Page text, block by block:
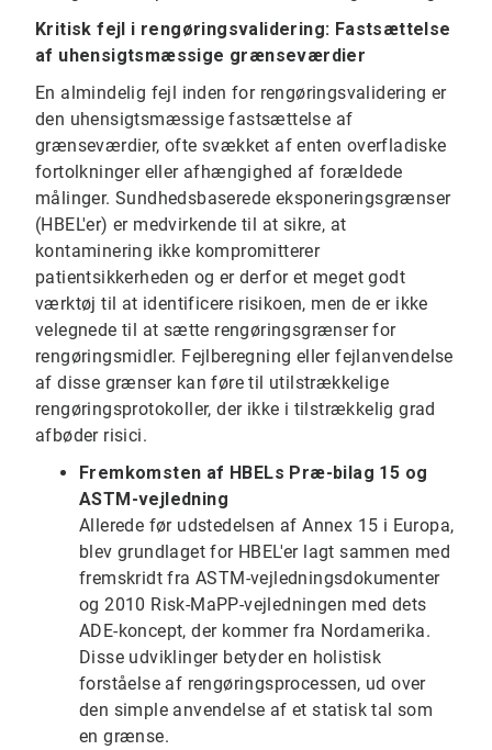
Kritisk fejl i rengøringsvalidering: Fastsættelse
af uhensigtsmæssige grænseværdier
En almindelig fejl inden for rengøringsvalidering er
den uhensigtsmæssige fastsættelse af
grænseværdier, ofte svækket af enten overfladiske
fortolkninger eller afhængighed af forældede
målinger. Sundhedsbaserede eksponeringsgrænser
(HBEL'er) er medvirkende til at sikre, at
kontaminering ikke kompromitterer
patientsikkerheden og er derfor et meget godt
værktøj til at identificere risikoen, men de er ikke
velegnede til at sætte rengøringsgrænser for
rengøringsmidler. Fejlberegning eller fejlanvendelse
af disse grænser kan føre til utilstrækkelige
rengøringsprotokoller, der ikke i tilstrækkelig grad
afbøder risici.
Fremkomsten af ​​HBELs Præ-bilag 15 og
ASTM-vejledning
Allerede før udstedelsen af ​​Annex 15 i Europa,
blev grundlaget for HBEL'er lagt sammen med
fremskridt fra ASTM-vejledningsdokumenter
og 2010 Risk-MaPP-vejledningen med dets
ADE-koncept, der kommer fra Nordamerika.
Disse udviklinger betyder en holistisk
forståelse af rengøringsprocessen, ud over
den simple anvendelse af et statisk tal som
en grænse.